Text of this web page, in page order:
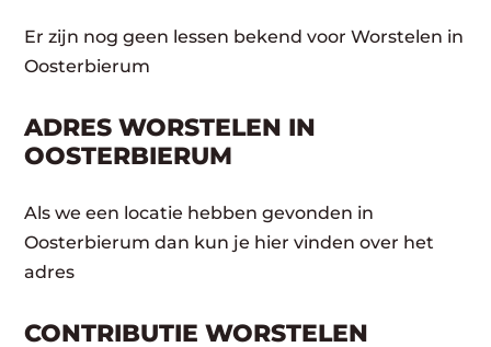
Er zijn nog geen lessen bekend voor Worstelen in
Oosterbierum
ADRES WORSTELEN IN
OOSTERBIERUM
Als we een locatie hebben gevonden in
Oosterbierum dan kun je hier vinden over het
adres
CONTRIBUTIE WORSTELEN